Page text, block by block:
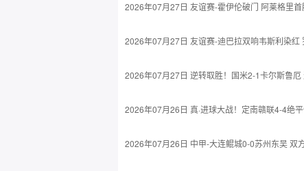
2026年07月27日 友谊赛-霍伊伦破门 阿莱格里
2026年07月27日 友谊赛-迪巴拉双响韦斯利染红
2026年07月27日 逆转取胜！国米2-1卡尔斯鲁
2026年07月26日 真·进球大战！定南赣联4-4绝
2026年07月26日 中甲-大连鲲城0-0苏州东吴 双